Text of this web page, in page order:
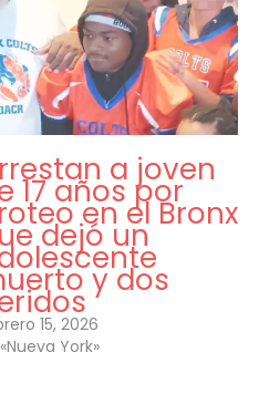
a joven
17 años por
en el Bronx
dejó un
y dos
15, 2026
York»